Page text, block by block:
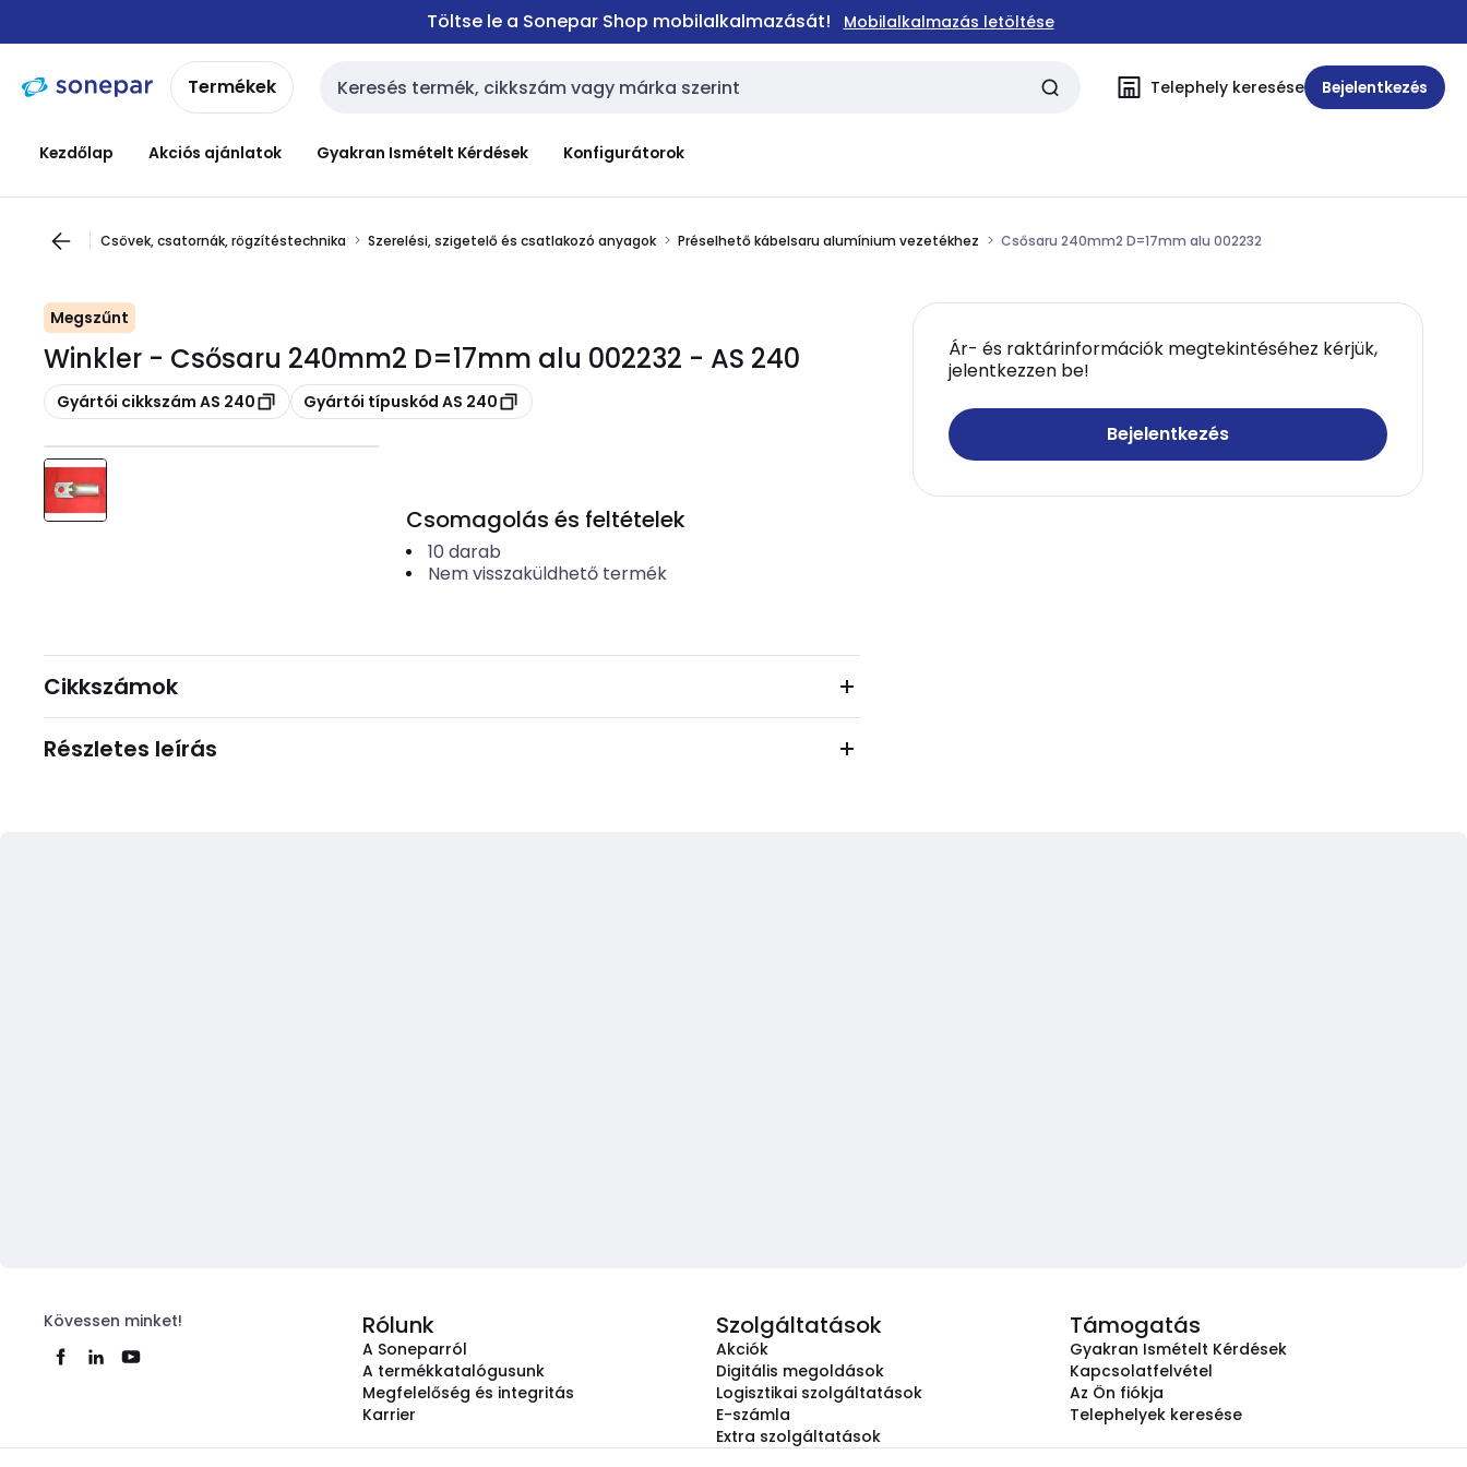
navigációhoztartalomra
Töltse le a Sonepar Shop mobilalkalmazását! Mobilalkalmazás letöltése
Termékek Keresési bemenet Telephely keresése Bejelentkezés
Kezdőlap Akciós ajánlatok Gyakran Ismételt Kérdések Konfigurátorok
Csövek, csatornák, rögzítéstechnika Szerelési, szigetelő és csatlakozó anyagok Préselhető kábelsaru alumínium vezetékhez Csősaru 240mm2 D=17mm alu 002232
Megszűnt
Winkler - Csősaru 240mm2 D=17mm alu 002232 - AS 240
Másolás
Gyártói cikkszám AS 240 Másolás
Gyártói típuskód AS 240
Ár- és raktárinformációk megtekintéséhez kérjük,
jelentkezzen be!
Bejelentkezés
Csomagolás és feltételek
10 darab
Nem visszaküldhető termék
Cikkszámok
Részletes leírás
Kövessen minket! Rólunk
A Soneparról
A termékkatalógusunk
Megfelelőség és integritás
Karrier
Szolgáltatások
Akciók
Digitális megoldások
Logisztikai szolgáltatások
E-számla
Extra szolgáltatások
Támogatás
Gyakran Ismételt Kérdések
Kapcsolatfelvétel
Az Ön fiókja
Telephelyek keresése